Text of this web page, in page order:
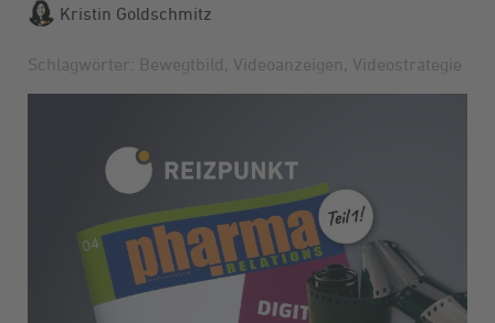
Kristin Goldschmitz
Schlagwörter: Bewegtbild Videoanzeigen Videostrategie